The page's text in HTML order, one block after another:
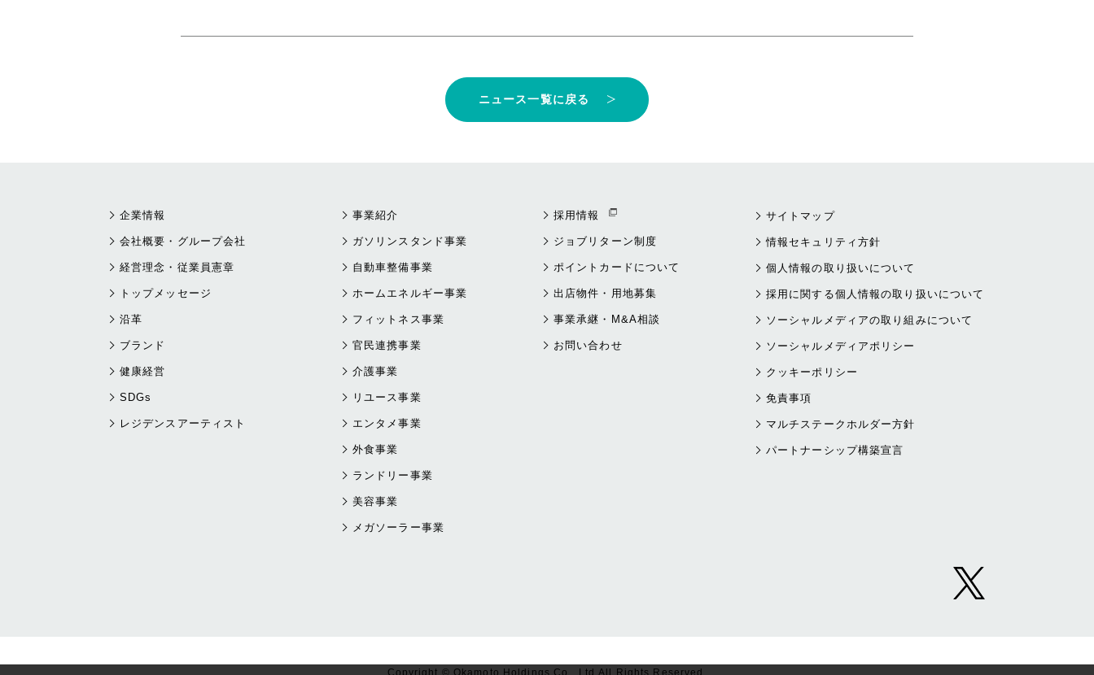
ニュース一覧に戻る
企業情報
会社概要・グループ会社
経営理念・従業員憲章
トップメッセージ
沿革
ブランド
健康経営
SDGs
レジデンスアーティスト
事業紹介
ガソリンスタンド事業
自動車整備事業
ホームエネルギー事業
フィットネス事業
官民連携事業
介護事業
リユース事業
エンタメ事業
外食事業
ランドリー事業
美容事業
メガソーラー事業
採用情報
ジョブリターン制度
ポイントカードについて
出店物件・用地募集
事業承継・M&A相談
お問い合わせ
サイトマップ
情報セキュリティ方針
個人情報の取り扱いについて
採用に関する個人情報の取り扱いについて
ソーシャルメディアの取り組みについて
ソーシャルメディアポリシー
クッキーポリシー
免責事項
マルチステークホルダー方針
パートナーシップ構築宣言